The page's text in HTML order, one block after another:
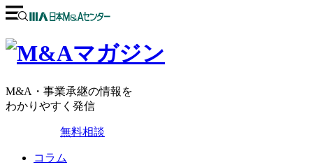
M&A・事業承継の情報を
わかりやすく発信
無料相談
コラム